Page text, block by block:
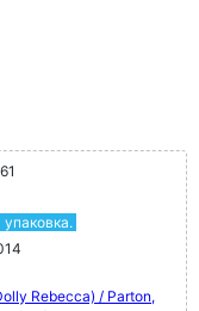
Rebecca) / Parton,